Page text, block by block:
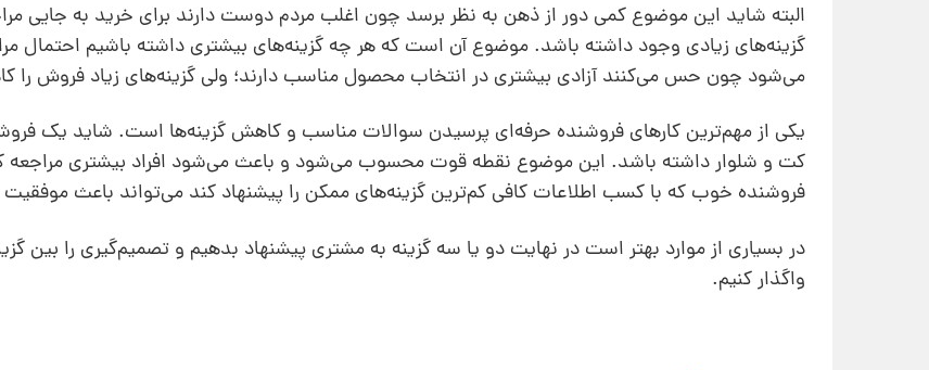
البته شاید این موضوع کمی دور از ذهن به نظر برسد چون اغلب مردم دوست دارند برای خرید به جایی
گزینه‌های زیادی وجود داشته باشد. موضوع آن است که هر چه گزینه‌های بیشتری داشته باشیم احتمال
می‌شود چون حس می‌کنند آزادی بیشتری در انتخاب محصول مناسب دارند؛ ولی گزینه‌های زیاد فروش
کت و شلوار داشته باشد. این موضوع نقطه قوت محسوب می‌شود و باعث می‌شود افراد بیشتری مراجعه
فروشنده خوب که با کسب اطلاعات کافی کم‌ترین گزینه‌های ممکن را پیشنهاد کند می‌تواند باعث
در بسیاری از موارد بهتر است در نهایت دو یا سه گزینه به مشتری پیشنهاد بدهیم و تصمیم‌گیری را بین
واگذار کنیم.